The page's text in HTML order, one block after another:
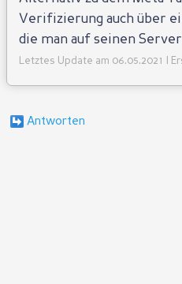
Verifizierung auch über
die man auf seinen
Letztes Update am 06.05.2021 |